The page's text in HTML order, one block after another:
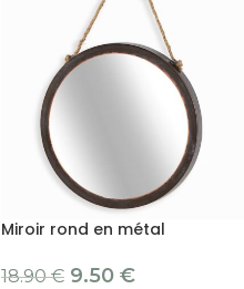
Miroir rond en métal
18.90€ 9.50 €